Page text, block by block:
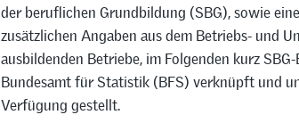
der beruflichen Grundbildung (SBG), sowie
zusätzlichen Angaben aus dem Betriebs- und
ausbildenden Betriebe, im Folgenden kurz
Bundesamt für Statistik (BFS) verknüpft und
Verfügung gestellt.